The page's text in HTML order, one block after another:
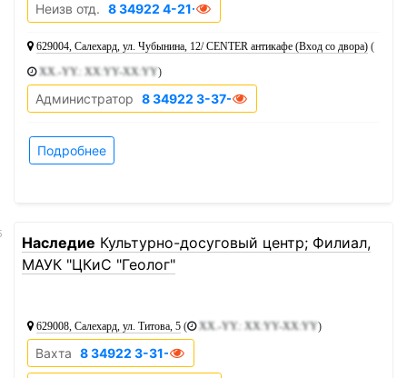
Неизв отд. 8 34922 4-21-19
629004, Салехард, ул. Чубынина, 12/ CENTER антикафе (Вход со двора) (
XX.-YY.: XX:YY-XX:YY)
Администратор 8 34922 3-37-82
Подробнее
Наследие Культурно-досуговый центр; Филиал,
МАУК "ЦКиС "Геолог"
629008, Салехард, ул. Титова, 5 ( XX.-YY.: XX:YY-XX:YY)
Вахта 8 34922 3-31-65